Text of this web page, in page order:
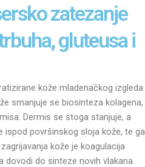
zatezanje
gluteusa i
kože mladenačkog izgleda
smanjuje se biosinteza kolagena,
Dermis se stoga stanjuje, a
ispod površinskog sloja kože, te ga
kože je koagulacija
dovodi do sinteze novih vlakana.